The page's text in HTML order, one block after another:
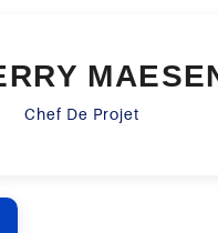
Chef De Projet